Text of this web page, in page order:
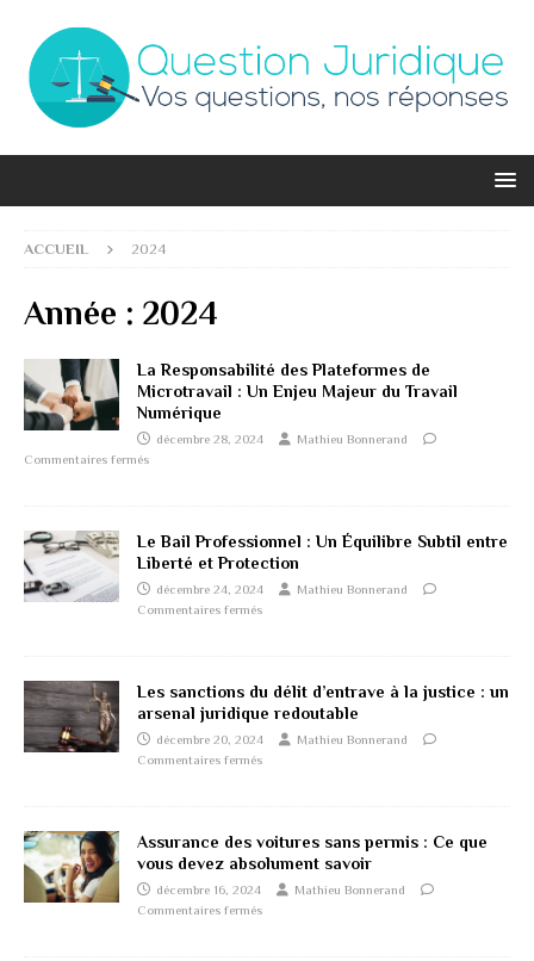
ACCUEIL 2024
Année : 2024
La Responsabilité des Plateformes de
Microtravail : Un Enjeu Majeur du Travail
Numérique
décembre 28, 2024
Mathieu Bonnerand
Commentaires fermés
Le Bail Professionnel : Un Équilibre Subtil entre
Liberté et Protection
décembre 24, 2024
Mathieu Bonnerand
Commentaires fermés
Les sanctions du délit d’entrave à la justice : un
arsenal juridique redoutable
décembre 20, 2024
Mathieu Bonnerand
Commentaires fermés
Assurance des voitures sans permis : Ce que
vous devez absolument savoir
décembre 16, 2024
Mathieu Bonnerand
Commentaires fermés